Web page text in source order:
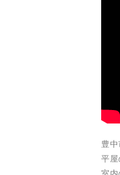
豊
平屋
室